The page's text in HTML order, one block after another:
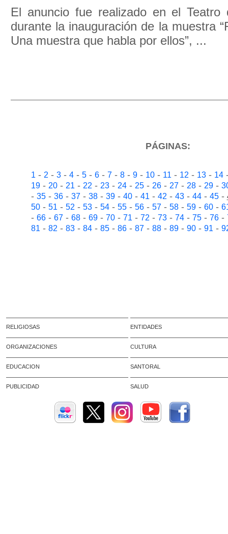
El anuncio fue realizado en el Teatro
durante la inauguración de la muestra
Una muestra que habla por ellos”, ...
PÁGINAS:
1- 2- 3- 4- 5- 6- 7- 8- 9- 10- 11- 12- 13- 14
19- 20- 21- 22- 23- 24- 25- 26- 27- 28- 29-
- 35- 36- 37- 38- 39- 40- 41- 42- 43- 44- 45-
50- 51- 52- 53- 54- 55- 56- 57- 58- 59- 60-
- 66- 67- 68- 69- 70- 71- 72- 73- 74- 75- 76-
81- 82- 83- 84- 85- 86- 87- 88- 89- 90- 91-
RELIGIOSAS ENTIDADES
ORGANIZACIONES CULTURA
EDUCACION SANTORAL
PUBLICIDAD SALUD